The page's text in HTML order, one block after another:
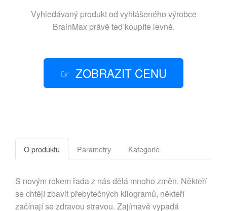
Vyhledávaný produkt od vyhlášeného výrobce
BrainMaxprávě teď koupíte levně.
ZOBRAZIT CENU
O produktu Parametry Kategorie
S novým rokem řada z nás dělá mnoho změn. Někteří
se chtějí zbavit přebytečných kilogramů, někteří
začínají se zdravou stravou. Zajímavě vypadá